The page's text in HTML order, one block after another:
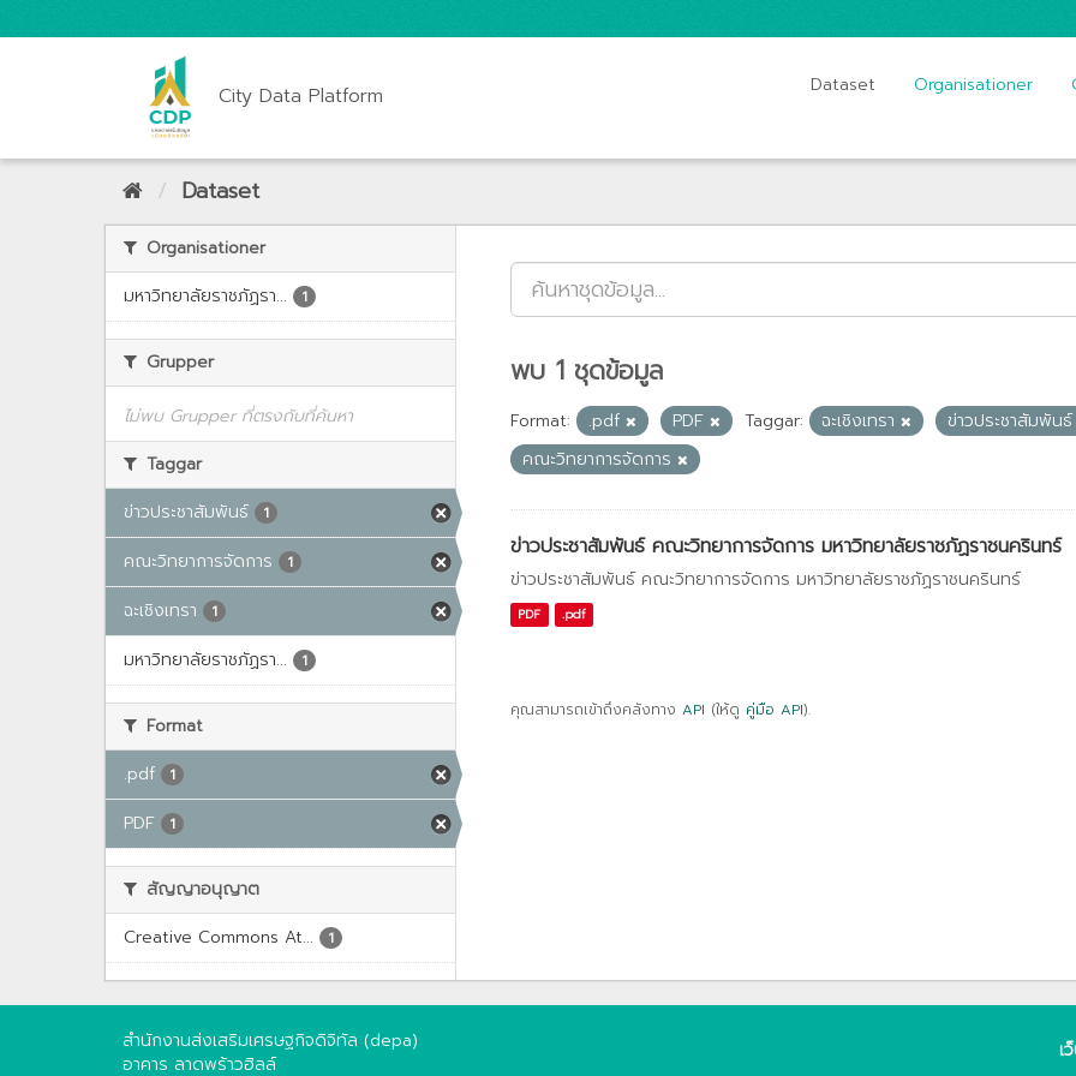
City Data Platform Dataset Organisationer
Dataset
Organisationer
มหาวิทยาลัยราชภัฏรา...
1
Grupper
ไม่พบ Grupper ที่ตรงกับที่ค้นหา
Taggar
ข่าวประชาสัมพันธ์
1
คณะวิทยาการจัดการ 1
ฉะเชิงเทรา 1
มหาวิทยาลัยราชภัฏรา... 1
Format
.pdf
1
PDF 1
สัญญาอนุญาต
Creative Commons At...
1
พบ 1 ชุดข้อมูล
Format: .pdf PDF Taggar: ฉะเชิงเทรา
ข่าวประชาสัมพันธ์
คณะวิทยาการจัดการ
ข่าวประชาสัมพันธ์ คณะวิทยาการจัดการ มหาวิทยาลัยราชภัฏราชนครินทร์
ข่าวประชาสัมพันธ์ คณะวิทยาการจัดการ มหาวิทยาลัยราชภัฏราชนครินทร์
PDF .pdf
คุณสามารถเข้าถึงคลังทาง API (ให้ดู คู่มือ API).
สำนักงานส่งเสริมเศรษฐกิจดิจิทัล (depa)
อาคาร ลาดพร้าวฮิลล์
เ